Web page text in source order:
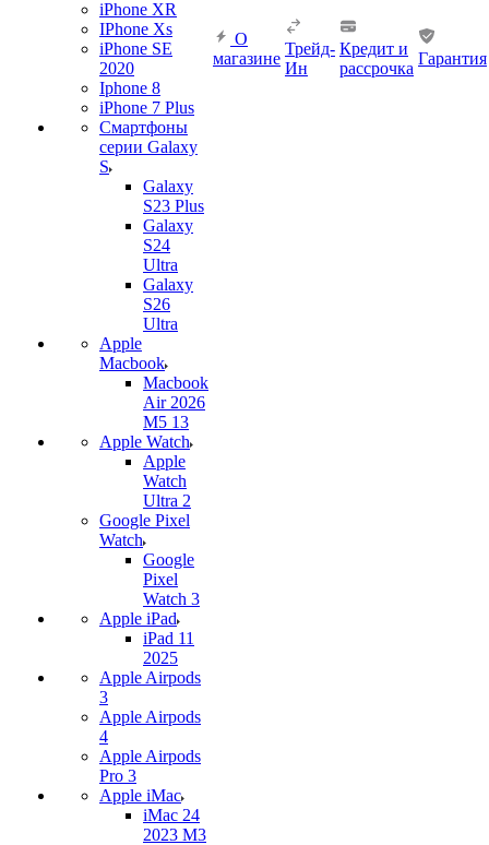
iPhone XR
IPhone Xs
iPhone SE
2020
Iphone 8
iPhone 7 Plus
Смартфоны
серии Galaxy
S
Galaxy
S23 Plus
Galaxy
S24
Ultra
Galaxy
S26
Ultra
Apple
Macbook
Macbook
Air 2026
M5 13
Apple Watch
Apple
Watch
Ultra 2
Google Pixel
Watch
Google
Pixel
Watch 3
Apple iPad
iPad 11
2025
Apple Airpods
3
Apple Airpods
4
Apple Airpods
Pro 3
Apple iMac
iMac 24
2023 M3
О
магазине
Трейд-
Ин
Кредит и
рассрочка
Гарантия